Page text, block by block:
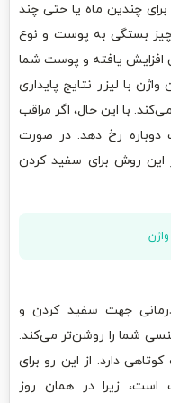
چندین ماه یا حتی چند
چیز بستگی به پوست و نوع
افزایش یافته و پوست شما
با لیزر نتایج پایداری
با این حال، اگر مراقب
دوباره رخ دهد. در صورت
این روش برای سفید کردن
جهت سفید کردن و
شما را روشن‌تر می‌کند.
دارد. از این رو برای
است، زیرا در همان روز